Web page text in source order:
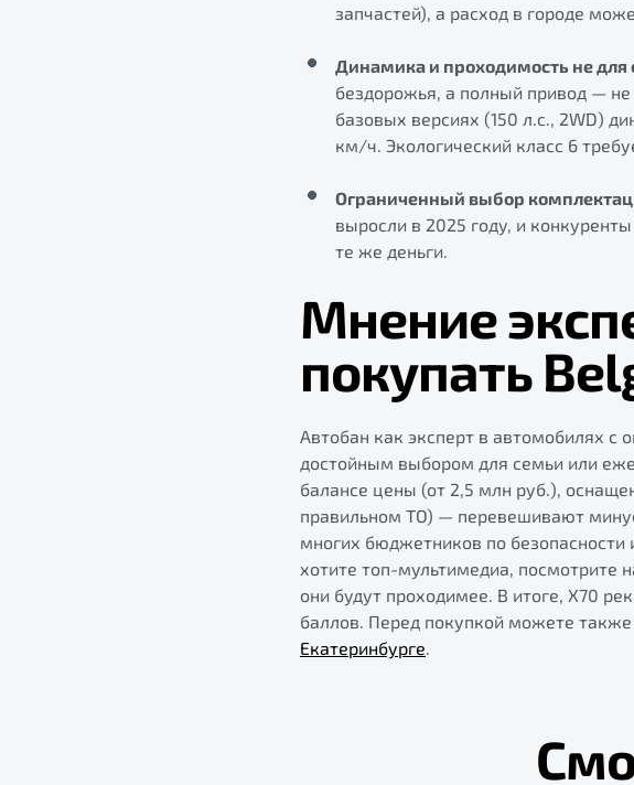
запчастей), а расход в городе
Динамика и проходимость не
бездорожья, а полный привод —
базовых версиях (150 л.с., 2WD)
км/ч. Экологический класс 6
Ограниченный выбор
выросли в 2025 году, и
те же деньги.
Мнение
покупать
Автобан как эксперт в автомобилях
достойным выбором для семьи или
балансе цены (от 2,5 млн руб.),
правильном ТО) — перевешивают
многих бюджетников по
хотите топ-мультимедиа, посмотрите
они будут проходимее. В итоге, X70
баллов. Перед покупкой можете также
Екатеринбурге